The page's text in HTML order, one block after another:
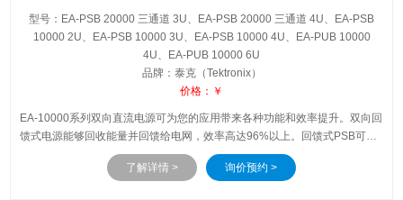
型号：EA-PSB 20000 三通道 3U、EA-PSB 20000 三通道 4U、EA-PSB
10000 2U、EA-PSB 10000 3U、EA-PSB 10000 4U、EA-PUB 10000
4U、EA-PUB 10000 6U
品牌：泰克（Tektronix）
价格：￥
EA-10000系列双向直流电源可为您的应用带来各种功能和效率提升。双向回
馈式电源能够回收能量并回馈给电网，效率高达96%以上。回馈式PSB可降
低热量、噪音和HVAC成本，具有成本效益并且对环境友好。真正的自动量
程可在更广的电压和电流值范围内提供最大功率，通过一套灵活可选的控制
了解详情 > 询价预约 >